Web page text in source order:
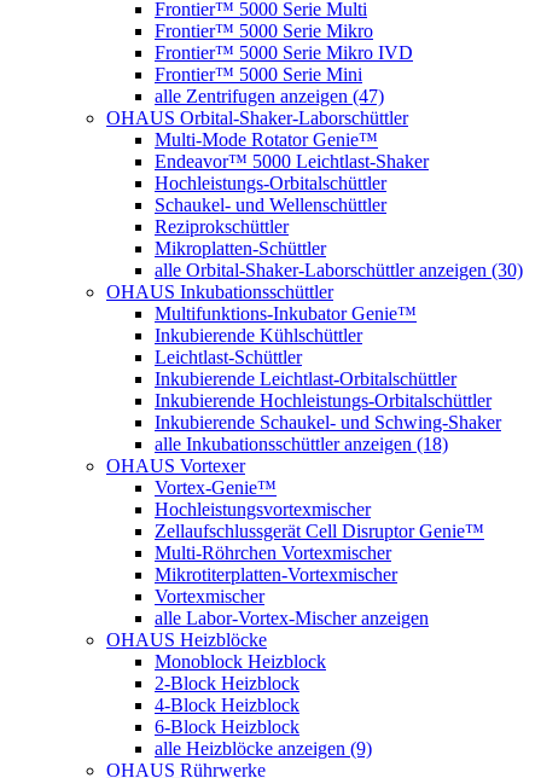
Frontier™ 5000 Serie Multi
Frontier™ 5000 Serie Mikro
Frontier™ 5000 Serie Mikro IVD
Frontier™ 5000 Serie Mini
alle Zentrifugen anzeigen (47)
OHAUS Orbital-Shaker-Laborschüttler
Multi-Mode Rotator Genie™
Endeavor™ 5000 Leichtlast-Shaker
Hochleistungs-Orbitalschüttler
Schaukel- und Wellenschüttler
Reziprokschüttler
Mikroplatten-Schüttler
alle Orbital-Shaker-Laborschüttler anzeigen (30)
OHAUS Inkubationsschüttler
Multifunktions-Inkubator Genie™
Inkubierende Kühlschüttler
Leichtlast-Schüttler
Inkubierende Leichtlast-Orbitalschüttler
Inkubierende Hochleistungs-Orbitalschüttler
Inkubierende Schaukel- und Schwing-Shaker
alle Inkubationsschüttler anzeigen (18)
OHAUS Vortexer
Vortex-Genie™
Hochleistungsvortexmischer
Zellaufschlussgerät Cell Disruptor Genie™
Multi-Röhrchen Vortexmischer
Mikrotiterplatten-Vortexmischer
Vortexmischer
alle Labor-Vortex-Mischer anzeigen
OHAUS Heizblöcke
Monoblock Heizblock
2-Block Heizblock
4-Block Heizblock
6-Block Heizblock
alle Heizblöcke anzeigen (9)
OHAUS Rührwerke